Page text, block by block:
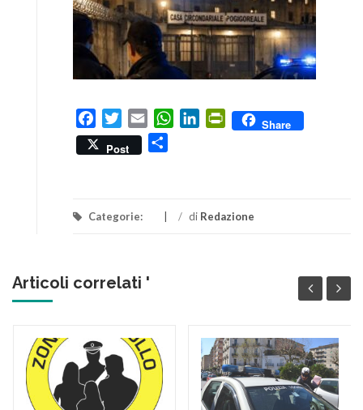
FacebookTwitterEmail WhatsApp
LinkedInPrintFriendly
Share
Post
Categorie: / di Redazione
Articoli correlati '